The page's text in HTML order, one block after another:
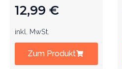
12,99 €
inkl. MwSt.
Zum Produkt